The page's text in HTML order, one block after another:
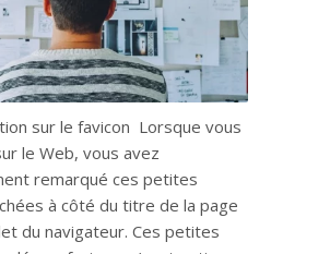
sur le favicon Lorsque vous
le Web, vous avez
remarqué ces petites
à côté du titre de la page
du navigateur. Ces petites